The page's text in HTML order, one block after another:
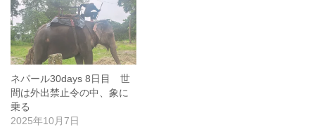
ネパール30days 8日目 世
間は外出禁止令の中、象に
乗る
2025年10月7日